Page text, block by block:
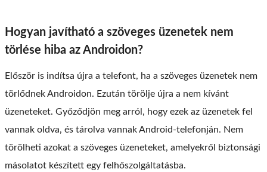
Hogyan javítható a szöveges üzenetek nem
törlése hiba az Androidon?
Először is indítsa újra a telefont, ha a szöveges üzenetek nem
törlődnek Androidon. Ezután törölje újra a nem kívánt
üzeneteket. Győződjön meg arról, hogy ezek az üzenetek fel
vannak oldva, és tárolva vannak Android-telefonján. Nem
törölheti azokat a szöveges üzeneteket, amelyekről biztonsági
másolatot készített egy felhőszolgáltatásba.